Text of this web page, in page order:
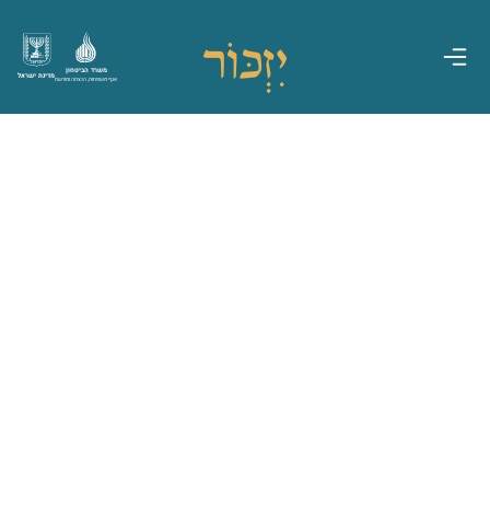
מדינת ישראל
משרד הביטחון
אגף משפחות, הנצחה ומורשת